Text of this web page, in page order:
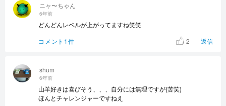
shum
6年前
山羊好きは喜びそう、、、自分には無理ですが(苦笑)
ほんとチャレンジャーですねえ
ニャ〜ちゃん
6年前
どんどんレベルが上がってますね笑笑
コメント1件
2 返信